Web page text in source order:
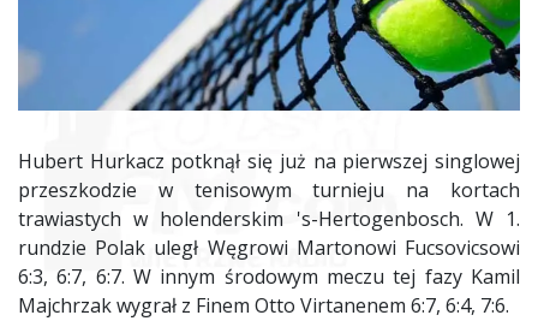
Hubert Hurkacz potknął się już na pierwszej singlowej
przeszkodzie w tenisowym turnieju na kortach
trawiastych w holenderskim 's-Hertogenbosch. W 1.
rundzie Polak uległ Węgrowi Martonowi Fucsovicsowi
6:3, 6:7, 6:7. W innym środowym meczu tej fazy Kamil
Majchrzak wygrał z Finem Otto Virtanenem 6:7, 6:4, 7:6.